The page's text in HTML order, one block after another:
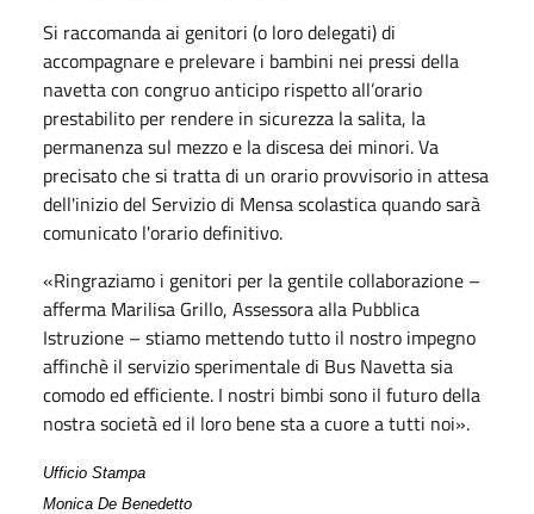
Si raccomanda ai genitori (o loro delegati) di
accompagnare e prelevare i bambini nei pressi della
navetta con congruo anticipo rispetto all’orario
prestabilito per rendere in sicurezza la salita, la
permanenza sul mezzo e la discesa dei minori. Va
precisato che si tratta di un orario provvisorio in attesa
dell'inizio del Servizio di Mensa scolastica quando sarà
comunicato l'orario definitivo.
«Ringraziamo i genitori per la gentile collaborazione –
afferma Marilisa Grillo, Assessora alla Pubblica
Istruzione – stiamo mettendo tutto il nostro impegno
affinchè il servizio sperimentale di Bus Navetta sia
comodo ed efficiente. I nostri bimbi sono il futuro della
nostra società ed il loro bene sta a cuore a tutti noi».
Ufficio Stampa
Monica De Benedetto